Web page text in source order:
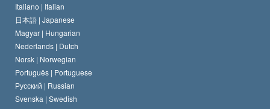
Italiano | Italian
日本語 | Japanese
Magyar | Hungarian
Nederlands | Dutch
Norsk | Norwegian
Português | Portuguese
Русский | Russian
Svenska | Swedish